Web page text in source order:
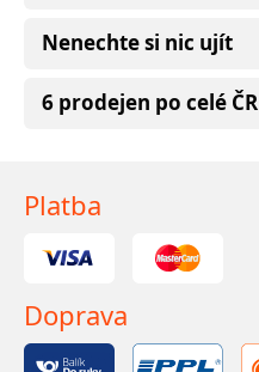
Nenechte si nic ujít
6 prodejen po celé ČR
Platba
Doprava